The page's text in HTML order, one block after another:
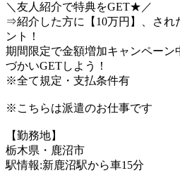
＼友人紹介で特典をGET★／
⇒紹介した方に【10万円】、され
ント！
期間限定で金額増加キャンペーン
づかいGETしよう！
※全て規定・支払条件有
※こちらは派遣のお仕事です
【勤務地】
栃木県・鹿沼市
駅情報:新鹿沼駅から車15分